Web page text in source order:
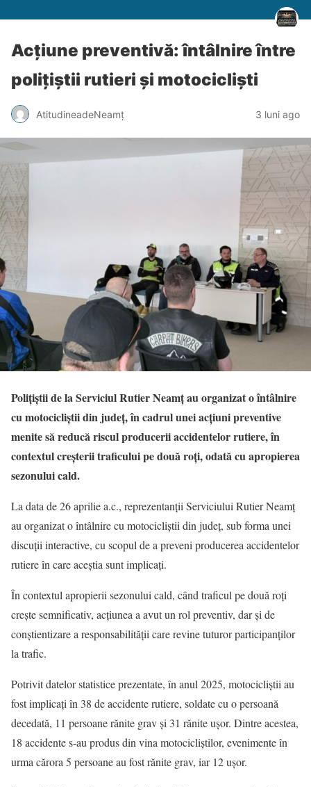
Acțiune preventivă: întâlnire între
polițiștii rutieri și motocicliști
AtitudineadeNeamț 3 luni ago
Polițiștii de la Serviciul Rutier Neamț au organizat o întâlnire
cu motocicliștii din județ, în cadrul unei acțiuni preventive
menite să reducă riscul producerii accidentelor rutiere, în
contextul creșterii traficului pe două roți, odată cu apropierea
sezonului cald.
La data de 26 aprilie a.c., reprezentanții Serviciului Rutier Neamț
au organizat o întâlnire cu motocicliștii din județ, sub forma unei
discuții interactive, cu scopul de a preveni producerea accidentelor
rutiere în care aceștia sunt implicați.
În contextul apropierii sezonului cald, când traficul pe două roți
crește semnificativ, acțiunea a avut un rol preventiv, dar și de
conștientizare a responsabilității care revine tuturor participanților
la trafic.
Potrivit datelor statistice prezentate, în anul 2025, motocicliștii au
fost implicați în 38 de accidente rutiere, soldate cu o persoană
decedată, 11 persoane rănite grav și 31 rănite ușor. Dintre acestea,
18 accidente s-au produs din vina motocicliștilor, evenimente în
urma cărora 5 persoane au fost rănite grav, iar 12 ușor.